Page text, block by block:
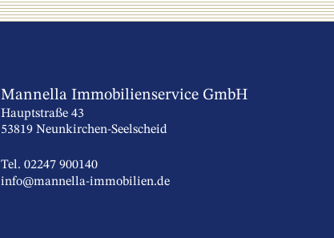
Mannella Immobilienservice GmbH
Hauptstraße 43
53819 Neunkirchen-Seelscheid
Tel. 02247 900140
info@mannella-immobilien.de